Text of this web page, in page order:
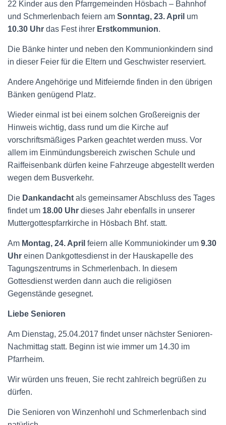
22 Kinder aus den Pfarrgemeinden Hösbach – Bahnhof
und Schmerlenbach feiern am Sonntag, 23. April um
10.30 Uhr das Fest ihrer Erstkommunion.
Die Bänke hinter und neben den Kommunionkindern sind
in dieser Feier für die Eltern und Geschwister reserviert.
Andere Angehörige und Mitfeiernde finden in den übrigen
Bänken genügend Platz.
Wieder einmal ist bei einem solchen Großereignis der
Hinweis wichtig, dass rund um die Kirche auf
vorschriftsmäßiges Parken geachtet werden muss. Vor
allem im Einmündungsbereich zwischen Schule und
Raiffeisenbank dürfen keine Fahrzeuge abgestellt werden
wegen dem Busverkehr.
Die Dankandacht als gemeinsamer Abschluss des Tages
findet um 18.00 Uhr dieses Jahr ebenfalls in unserer
Muttergottespfarrkirche in Hösbach Bhf. statt.
Am Montag, 24. April feiern alle Kommuniokinder um 9.30
Uhr einen Dankgottesdienst in der Hauskapelle des
Tagungszentrums in Schmerlenbach. In diesem
Gottesdienst werden dann auch die religiösen
Gegenstände gesegnet.
Liebe Senioren
Am Dienstag, 25.04.2017 findet unser nächster Senioren-
Nachmittag statt. Beginn ist wie immer um 14.30 im
Pfarrheim.
Wir würden uns freuen, Sie recht zahlreich begrüßen zu
dürfen.
Die Senioren von Winzenhohl und Schmerlenbach sind